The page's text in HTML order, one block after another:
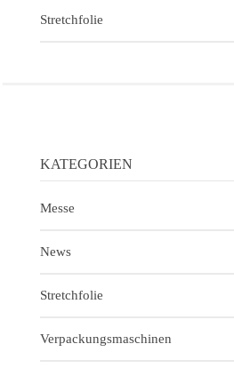
Stretchfolie
KATEGORIEN
Messe
News
Stretchfolie
Verpackungsmaschinen